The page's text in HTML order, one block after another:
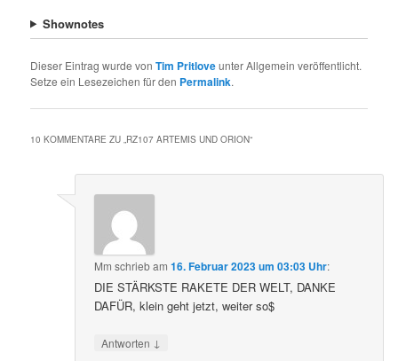
Shownotes
Dieser Eintrag wurde vonTim Pritloveunter Allgemein veröffentlicht.
Setze ein Lesezeichen für den Permalink.
10 KOMMENTARE ZU „RZ107 ARTEMIS UND ORION“
Mm schriebam16. Februar 2023 um 03:03 Uhr:
DIE STÄRKSTE RAKETE DER WELT, DANKE
DAFÜR, klein geht jetzt, weiter so$
Antworten ↓